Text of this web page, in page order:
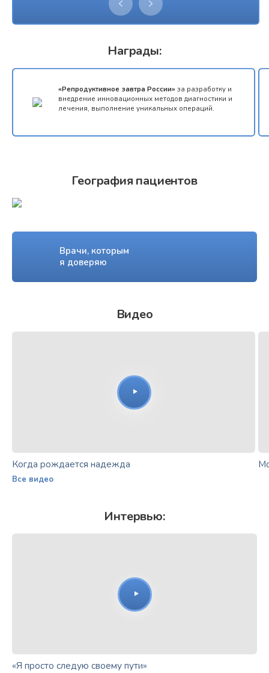
Награды:
«Репродуктивное завтра России» за разработку и
внедрение инновационных методов диагностики и
лечения, выполнение уникальных операций.
География пациентов
Врачи, которым
я доверяю
Видео
Когда рождается надежда
Все видео
Интервью:
«Я просто следую своему пути»